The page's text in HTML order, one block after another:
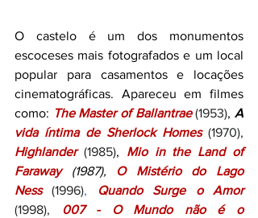
O castelo é um dos monumentos
escoceses mais fotografados e um local
popular para casamentos e locações
cinematográficas. Apareceu em filmes
como: The Master of Ballantrae (1953), A
vida íntima de Sherlock Homes
Highlander (1985), Mio in the Land of
Faraway
(1987),
O Mistério do Lago
Ness
(1996),
Quando Surge o Amor
(1998), 007 - O Mundo não é o